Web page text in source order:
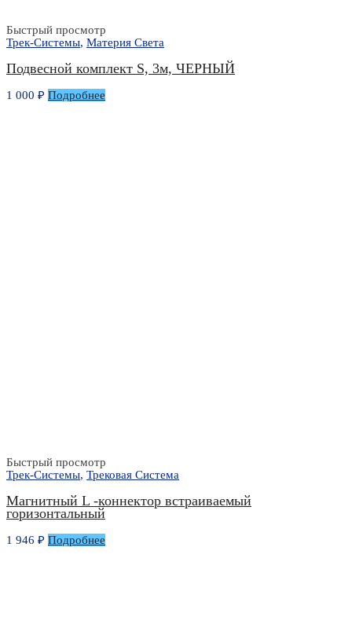
Быстрый просмотр
Трек-Системы, Материя Света
Подвесной комплект S, 3м, ЧЕРНЫЙ
1 000 ₽ Подробнее
Быстрый просмотр
Трек-Системы, Трековая Система
Магнитный L -коннектор встраиваемый
горизонтальный
1 946 ₽ Подробнее